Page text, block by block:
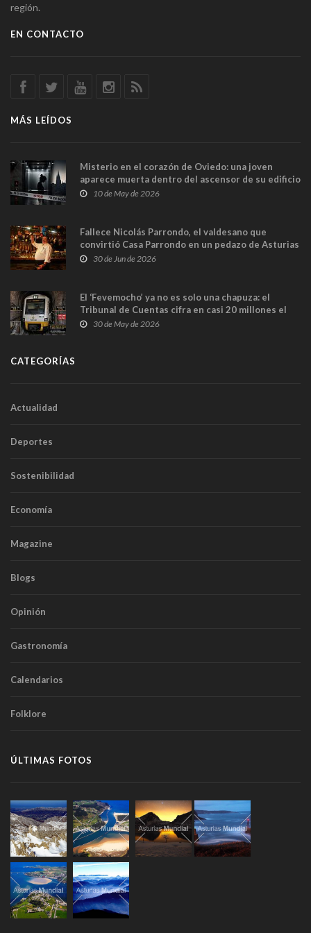
región.
EN CONTACTO
MÁS LEÍDOS
Misterio en el corazón de Oviedo: una joven
aparece muerta dentro del ascensor de su edificio
y las cámaras captan sus últimos minutos
10 de May de 2026
Fallece Nicolás Parrondo, el valdesano que
convirtió Casa Parrondo en un pedazo de Asturias
en Madrid
30 de Jun de 2026
El ‘Fevemocho’ ya no es solo una chapuza: el
Tribunal de Cuentas cifra en casi 20 millones el
sobrecoste de los trenes que no cabían por los
30 de May de 2026
CATEGORÍAS
Actualidad
Deportes
Sostenibilidad
Economía
Magazine
Blogs
Opinión
Gastronomía
Calendarios
Folklore
ÚLTIMAS FOTOS